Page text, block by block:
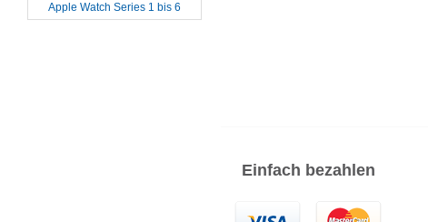
Apple Watch Series 1 bis 6
Einfach bezahlen